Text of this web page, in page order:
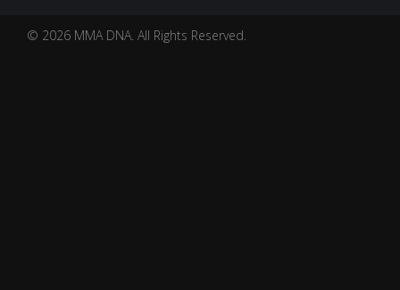
© 2026 MMA DNA. All Rights Reserved.